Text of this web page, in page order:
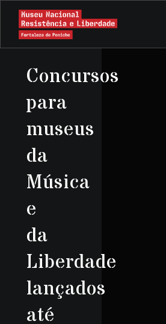
Concursos
para
museus
da
Música
e
da
Liberdade
lançados
até